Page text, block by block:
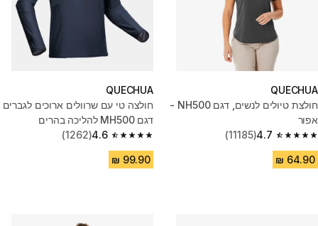
QUECHUA
חולצת טיולים לנשים, דגם NH500 -
אפור
4.7
4.7 out of 5 stars from 11185 reviews
(11185)
QUECHUA
חולצה טי עם שרוולים ארוכים לגברים
דגם MH500 להליכה בהרים
4.6
4.6 out of 5 stars from 1262 reviews
(1262)